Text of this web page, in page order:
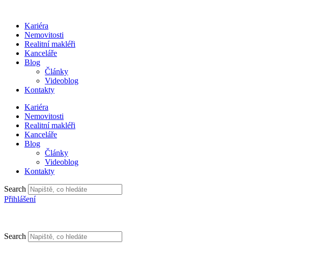
obsahuKariéra
Nemovitosti
Realitní makléři
Kanceláře
Blog
Články
Videoblog
Kontakty
Kariéra
Nemovitosti
Realitní makléři
Kanceláře
Blog
Články
Videoblog
Kontakty
Search
Přihlášení
Search